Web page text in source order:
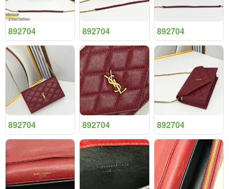
892704 892704 892704
892704 892704 892704